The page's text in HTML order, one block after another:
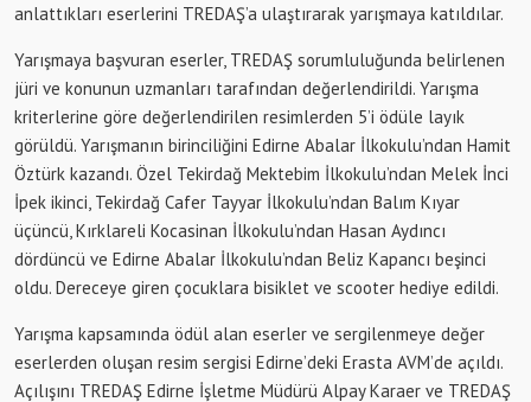
anlattıkları eserlerini TREDAŞ’a ulaştırarak yarışmaya katıldılar.
Yarışmaya başvuran eserler, TREDAŞ sorumluluğunda belirlenen
jüri ve konunun uzmanları tarafından değerlendirildi. Yarışma
kriterlerine göre değerlendirilen resimlerden 5’i ödüle layık
görüldü. Yarışmanın birinciliğini Edirne Abalar İlkokulu’ndan Hamit
Öztürk kazandı. Özel Tekirdağ Mektebim İlkokulu’ndan Melek İnci
İpek ikinci, Tekirdağ Cafer Tayyar İlkokulu’ndan Balım Kıyar
üçüncü, Kırklareli Kocasinan İlkokulu’ndan Hasan Aydıncı
dördüncü ve Edirne Abalar İlkokulu’ndan Beliz Kapancı beşinci
oldu. Dereceye giren çocuklara bisiklet ve scooter hediye edildi.
Yarışma kapsamında ödül alan eserler ve sergilenmeye değer
eserlerden oluşan resim sergisi Edirne’deki Erasta AVM’de açıldı.
Açılışını TREDAŞ Edirne İşletme Müdürü Alpay Karaer ve TREDAŞ